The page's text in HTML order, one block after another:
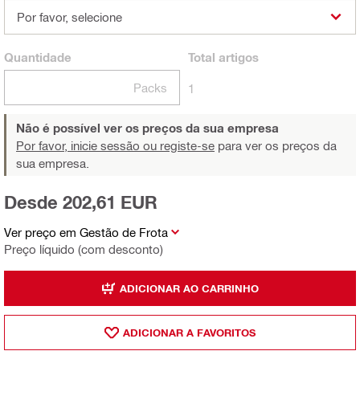
Por favor, selecione
Quantidade
Packs
Total artigos
1
Não é possível ver os preços da sua empresa
Por favor, inicie sessão ou registe-se para ver os preços da
sua empresa.
Ver preço em Gestão de Frota
Preço líquido (com desconto)
Desde 202,61 EUR
ADICIONAR AO CARRINHO
ADICIONAR A FAVORITOS